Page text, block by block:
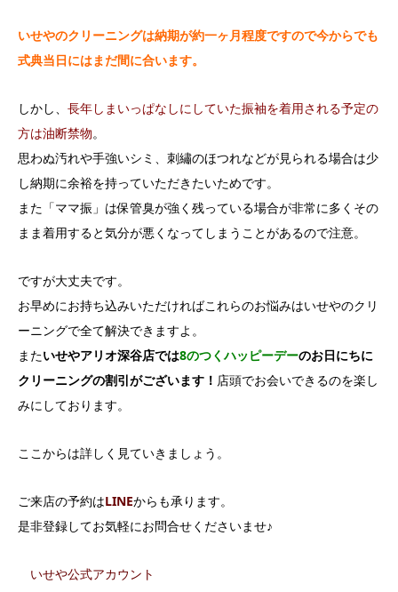
いせやのクリーニングは納期が約一ヶ月程度ですので今からでも
式典当日にはまだ間に合います。
しかし、 長年しまいっぱなしにしていた振袖を着用される予定の
方は油断禁物。
思わぬ汚れや手強いシミ、刺繡のほつれなどが見られる場合は少
し納期に余裕を持っていただきたいためです。
また「ママ振」は保管臭が強く残っている場合が非常に多くその
まま着用すると気分が悪くなってしまうことがあるので注意。
ですが大丈夫です。
お早めにお持ち込みいただければこれらのお悩みはいせやのクリ
ーニングで全て解決できますよ。
またいせやアリオ深谷店では8のつくハッピーデーのお日にちに
クリーニングの割引がございます！ 店頭でお会いできるのを楽し
みにしております。
ここからは詳しく見ていきましょう。
ご来店の予約はLINEからも承ります。
是非登録してお気軽にお問合せくださいませ♪
いせや公式アカウント